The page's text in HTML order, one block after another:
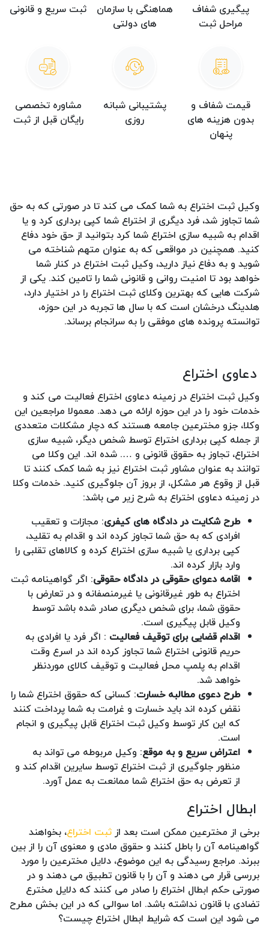
پیگیری شفاف
مراحل ثبت
هماهنگی با سازمان
های دولتی
ثبت سریع و قانونی
قیمت شفاف و
بدون هزینه های
پنهان
پشتیبانی شبانه
روزی
مشاوره تخصصی
رایگان قبل از ثبت
وکیل ثبت اختراع به شما کمک می کند تا در صورتی که به حق
شما تجاوز شد، فرد دیگری از اختراع شما کپی برداری کرد و یا
اقدام به شبیه سازی اختراع شما کرد بتوانید از حق خود دفاع
کنید. همچنین در مواقعی که به عنوان متهم شناخته می
شوید و به دفاع نیاز دارید، وکیل ثبت اختراع در کنار شما
خواهد بود تا امنیت روانی و قانونی شما را تامین کند. یکی از
شرکت هایی که بهترین وکلای ثبت اختراع را در اختیار دارد،
هلدینگ درخشان است که با سال ها تجربه در این حوزه،
توانسته پرونده های موفقی را به سرانجام برساند.
دعاوی اختراع
وکیل ثبت اختراع در زمینه دعاوی اختراع فعالیت می کند و
خدمات خود را در این حوزه ارائه می دهد. معمولا مراجعین این
وکلا، جزو مخترعین جامعه هستند که دچار مشکلات متعددی
از جمله کپی برداری اختراع توسط شخص دیگر، شبیه سازی
اختراع، تجاوز به حقوق قانونی و …. شده اند. این وکلا می
توانند به عنوان مشاور ثبت اختراع نیز به شما کمک کنند تا
قبل از وقوع هر مشکل، از بروز آن جلوگیری کنید. خدمات وکلا
در زمینه دعاوی اختراع به شرح زیر می باشد:
طرح شکایت در دادگاه های کیفری: مجازات و تعقیب
افرادی که به حق شما تجاوز کرده اند و اقدام به تقلید،
کپی برداری یا شبیه سازی اختراع کرده و کالاهای تقلبی را
وارد بازار کرده اند.
اقامه دعوای حقوقی در دادگاه حقوقی: اگر گواهینامه ثبت
اختراع به طور غیرقانونی یا غیرمنصفانه و در تعارض با
حقوق شما، برای شخص دیگری صادر شده باشد توسط
وکیل قابل پیگیری است.
اقدام قضایی برای توقیف فعالیت : اگر فرد یا افرادی به
حریم قانونی اختراع شما تجاوز کرده اند در اسرع وقت
اقدام به پلمپ محل فعالیت و توقیف کالای موردنظر
خواهد شد.
طرح دعوی مطالبه خسارت: کسانی که حقوق اختراع شما را
نقض کرده اند باید خسارت و غرامت به شما پرداخت کنند
که این کار توسط وکیل ثبت اختراع قابل پیگیری و انجام
است.
اعتراض سریع و به موقع: وکیل مربوطه می تواند به
منظور جلوگیری از ثبت اختراع توسط سایرین اقدام کند و
از تعرض به حق اختراع شما ممانعت به عمل آورد.
ابطال اختراع
برخی از مخترعین ممکن است بعد ازثبت اختراع، بخواهند
گواهینامه آن را باطل کنند و حقوق مادی و معنوی آن را از بین
ببرند. مراجع رسیدگی به این موضوع، دلایل مخترعین را مورد
بررسی قرار می دهند و آن را با قانون تطبیق می دهند و در
صورتی حکم ابطال اختراع را صادر می کنند که دلایل مخترع
تضادی با قانون نداشته باشد. اما سوالی که در این بخش مطرح
می شود این است که شرایط ابطال اختراع چیست؟